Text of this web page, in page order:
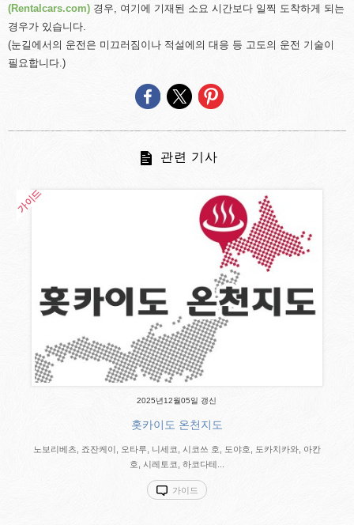
(Rentalcars.com) 경우, 여기에 기재된 소요 시간보다 일찍 도착하게 되는
경우가 있습니다.
(눈길에서의 운전은 미끄러짐이나 적설에의 대응 등 고도의 운전 기술이
필요합니다.)
관련 기사
2025년12월05일 갱신
홋카이도 온천지도
노보리베츠, 죠잔케이, 오타루, 니세코, 시코쓰 호, 도야호, 도카치카와, 아칸
호, 시레토코, 하코다테...
가이드